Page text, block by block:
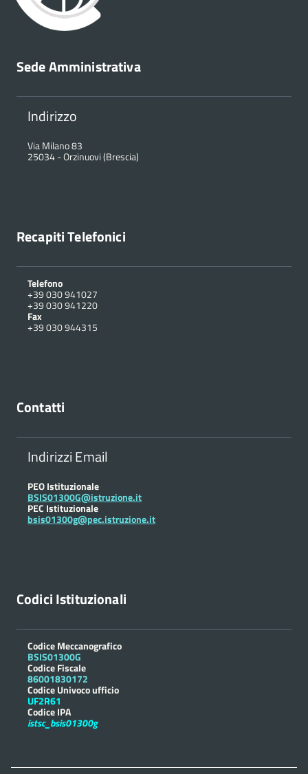
Sede Amministrativa
Indirizzo
Via Milano 83
25034-Orzinuovi (Brescia)
Recapiti Telefonici
Telefono
+39 030 941027
+39 030 941220
Fax
+39 030 944315
Contatti
Indirizzi Email
PEO Istituzionale
BSIS01300G@istruzione.it
PEC Istituzionale
bsis01300g@pec.istruzione.it
Codici Istituzionali
Codice Meccanografico
BSIS01300G
Codice Fiscale
86001830172
Codice Univoco ufficio
UF2R61
Codice IPA
istsc_bsis01300g